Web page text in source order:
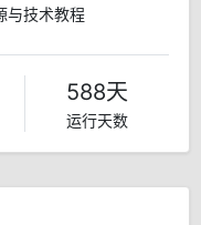
与技术教程
588天
运行天数